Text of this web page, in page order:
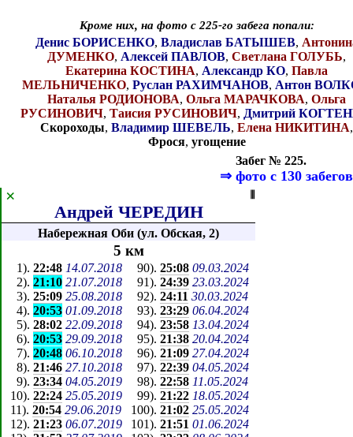
Кроме них, на фото с 225-го забега попали:
Денис БОРИСЕНКО, Владислав БАТЫШЕВ,
ДУМЕНКО, Алексей ПАВЛОВ,Светлана ГОЛУБЬ,
Екатерина КОСТИНА, Александр КО,Павла
МЕЛЬНИЧЕНКО, Руслан РАХИМЧАНОВ, Антон
Наталья РОДИОНОВА,Ольга МАРАЧКОВА,Ольга
РУСИНОВИЧ,Таисия РУСИНОВИЧ, Дмитрий
Скороходы,Владимир ШЕВЕЛЬ,Елена НИКИТИНА,
Фрося, угощение
Забег № 225.
⇒ фото с 130 забегов
⦀
×
Андрей ЧЕРЕДИН
Набережная Оби (ул. Обская, 2)
5 км
1). 22:48 14.07.2018 90). 25:08 09.03.2024
2). 21:10 21.07.2018 91). 24:39 23.03.2024
3). 25:09 25.08.2018 92).24:11 30.03.2024
4). 20:53 01.09.2018 93). 23:29 06.04.2024
5). 28:02 22.09.2018 94). 23:58 13.04.2024
6). 20:53 29.09.2018 95). 21:38 20.04.2024
7). 20:48 06.10.2018 96). 21:09 27.04.2024
8). 21:46 27.10.2018 97). 22:39 04.05.2024
9). 23:34 04.05.2019 98).22:58 11.05.2024
10). 22:24 25.05.2019 99). 21:22 18.05.2024
11).20:54 29.06.2019 100). 21:02 25.05.2024
12). 21:23 06.07.2019 101). 21:51 01.06.2024